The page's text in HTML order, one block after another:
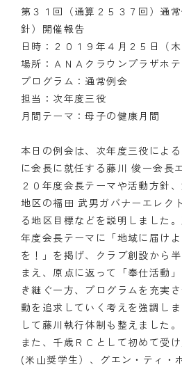
木曜会
組織図
クラブのあゆみ
クラブの歴史
歴代会長・幹事
記念誌
案内
例会場・事務局の案内
リンク集
情報公開
入会のご案内
第３１回（通算２５３７回）通
針）開催報告
日時：２０１９年４月２５日（
場所：ＡＮＡクラウンプラザホ
プログラム：通常例会
担当：次年度三役
月間テーマ：母子の健康月間
本日の例会は、次年度三役によ
に会長に就任する藤川 俊一会長
２０年度会長テーマや活動方針
地区の福田 武男ガバナーエレク
る地区目標などを説明しました
年度会長テーマに「地域に届け
を！」を掲げ、クラブ創設から
まえ、原点に返って「奉仕活動
き継ぐ一方、プログラムを充実
動を追求していく考えを強調し
して藤川執行体制も整えました。
また、千歳ＲＣとして初めて受
(米山奨学生）、グエン・ティ・